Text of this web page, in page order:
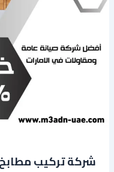
شركة تركيب